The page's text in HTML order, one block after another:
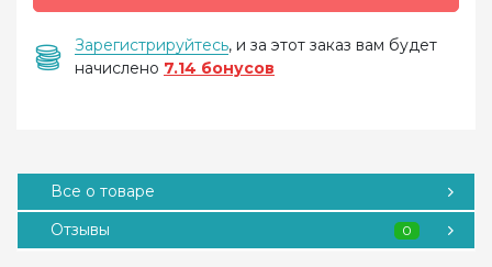
Зарегистрируйтесь, и за этот заказ вам будет
начислено 7.14 бонусов
Все о товаре
Отзывы
0